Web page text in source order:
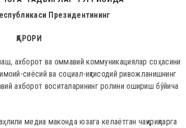
Президентининг
ҚАРОРИ
ахборот ва оммавий коммуникациялар соҳасини
сиёсий ва социал-иқтисодий ривожланишнинг
ахборот воситаларининг ролини ошириш бўйича
медиа маконда юзага келаётган чақириқларга